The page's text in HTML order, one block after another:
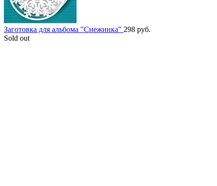
Заготовка для альбома "Снежинка" 298 руб.
Sold out